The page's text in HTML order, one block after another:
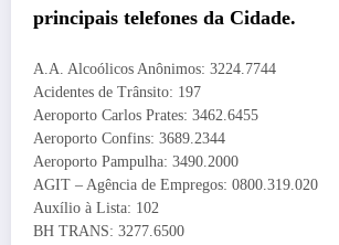
principais telefones da Cidade.
A.A. Alcoólicos Anônimos: 3224.7744
Acidentes de Trânsito: 197
Aeroporto Carlos Prates: 3462.6455
Aeroporto Confins: 3689.2344
Aeroporto Pampulha: 3490.2000
AGIT – Agência de Empregos: 0800.319.020
Auxílio à Lista: 102
BH TRANS: 3277.6500